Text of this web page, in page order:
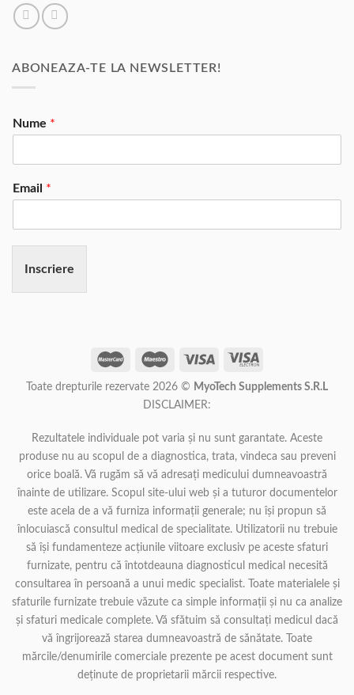
ABONEAZA-TE LA NEWSLETTER!
Nume *
Email *
Inscriere
Toate drepturile rezervate 2026 © MyoTech Supplements S.R.L
DISCLAIMER:
Rezultatele individuale pot varia și nu sunt garantate. Aceste
produse nu au scopul de a diagnostica, trata, vindeca sau preveni
orice boală. Vă rugăm să vă adresați medicului dumneavoastră
înainte de utilizare. Scopul site-ului web și a tuturor documentelor
este acela de a vă furniza informații generale; nu își propun să
înlocuiască consultul medical de specialitate. Utilizatorii nu trebuie
să își fundamenteze acțiunile viitoare exclusiv pe aceste sfaturi
furnizate, pentru că întotdeauna diagnosticul medical necesită
consultarea în persoană a unui medic specialist. Toate materialele și
sfaturile furnizate trebuie văzute ca simple informații și nu ca analize
și sfaturi medicale complete. Vă sfătuim să consultați medicul dacă
vă îngrijorează starea dumneavoastră de sănătate. Toate
mărcile/denumirile comerciale prezente pe acest document sunt
deținute de proprietarii mărcii respective.